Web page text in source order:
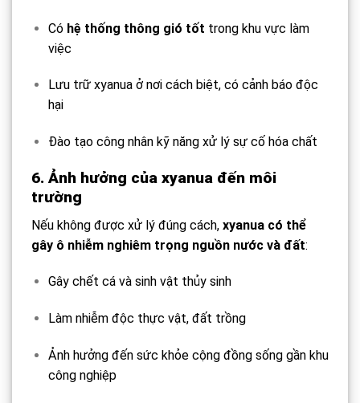
Có hệ thống thông gió tốt trong khu vực làm
việc
Lưu trữ xyanua ở nơi cách biệt, có cảnh báo độc
hại
Đào tạo công nhân kỹ năng xử lý sự cố hóa chất
6. Ảnh hưởng của xyanua đến môi
trường
Nếu không được xử lý đúng cách, xyanua có thể
gây ô nhiễm nghiêm trọng nguồn nước và đất:
Gây chết cá và sinh vật thủy sinh
Làm nhiễm độc thực vật, đất trồng
Ảnh hưởng đến sức khỏe cộng đồng sống gần khu
công nghiệp